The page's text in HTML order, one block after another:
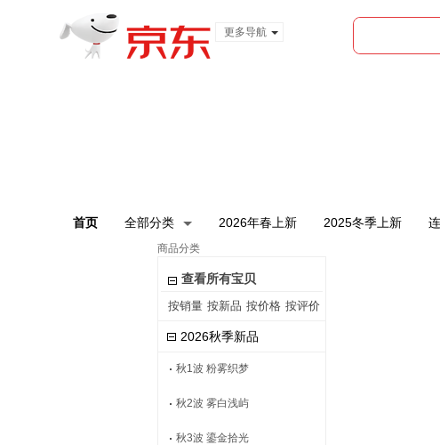
更多导航
首页 全部分类 2026年春上新 2025冬季上新
商品分类
查看所有宝贝
按销量 按新品 按价格 按评价
2026秋季新品
秋1波 粉雾织梦
秋2波 雾白浅屿
秋3波 鎏金拾光